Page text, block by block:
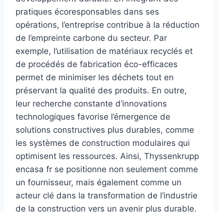
pratiques écoresponsables dans ses
opérations, l’entreprise contribue à la réduction
de l’empreinte carbone du secteur. Par
exemple, l’utilisation de matériaux recyclés et
de procédés de fabrication éco-efficaces
permet de minimiser les déchets tout en
préservant la qualité des produits. En outre,
leur recherche constante d’innovations
technologiques favorise l’émergence de
solutions constructives plus durables, comme
les systèmes de construction modulaires qui
optimisent les ressources. Ainsi, Thyssenkrupp
encasa fr se positionne non seulement comme
un fournisseur, mais également comme un
acteur clé dans la transformation de l’industrie
de la construction vers un avenir plus durable.